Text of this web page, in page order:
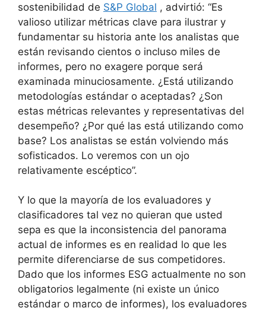
sostenibilidad de S&P Global , advirtió: “Es
valioso utilizar métricas clave para ilustrar y
fundamentar su historia ante los analistas que
están revisando cientos o incluso miles de
informes, pero no exagere porque será
examinada minuciosamente. ¿Está utilizando
metodologías estándar o aceptadas? ¿Son
estas métricas relevantes y representativas del
desempeño? ¿Por qué las está utilizando como
base? Los analistas se están volviendo más
sofisticados. Lo veremos con un ojo
relativamente escéptico”.
Y lo que la mayoría de los evaluadores y
clasificadores tal vez no quieran que usted
sepa es que la inconsistencia del panorama
actual de informes es en realidad lo que les
permite diferenciarse de sus competidores.
Dado que los informes ESG actualmente no son
obligatorios legalmente (ni existe un único
estándar o marco de informes), los evaluadores